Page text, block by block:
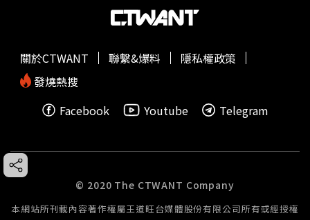
關於CTWANT 聯繫&爆料
隱私權政策
發燒熱搜
Facebook
Youtube Telegram
© 2020 The CTWANT Company
本網站所刊載內容著作權屬王道旺台媒體股份有限公司所有或經授權